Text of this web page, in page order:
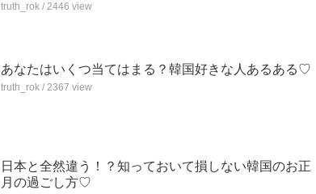
truth_rok / 2446 view
あなたはいくつ当てはまる？韓国好きな人あるある♡
truth_rok / 2367 view
日本と全然違う！？知っておいて損しない韓国のお正
月の過ごし方♡